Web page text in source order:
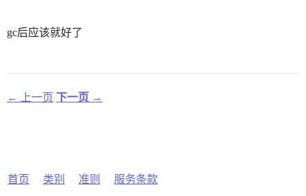
gc后应该就好了
← 上一页 下一页 →
首页 类别 准则 服务条款